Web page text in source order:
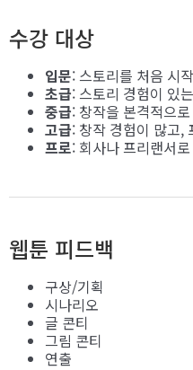
수강 대상
입문: 스토리를 처음 시
초급: 스토리 경험이 있
중급: 창작을 본격적으
고급: 창작 경험이 많고,
프로: 회사나 프리랜서
웹툰 피드백
구상/기획
시나리오
글 콘티
그림 콘티
연출